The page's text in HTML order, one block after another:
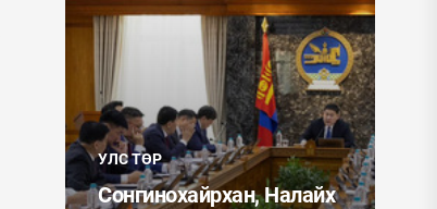
УЛС ТӨР
Сонгинохайрхан, Налайх